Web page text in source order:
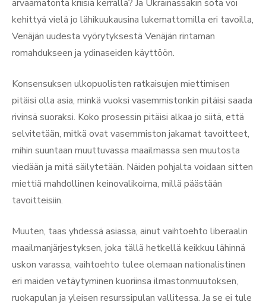
arvaamatonta kriisiä kerralla? Ja Ukrainassakin sota voi
kehittyä vielä jo lähikuukausina lukemattomilla eri tavoilla,
Venäjän uudesta vyörytyksestä Venäjän rintaman
romahdukseen ja ydinaseiden käyttöön.
Konsensuksen ulkopuolisten ratkaisujen miettimisen
pitäisi olla asia, minkä vuoksi vasemmistonkin pitäisi saada
rivinsä suoraksi. Koko prosessin pitäisi alkaa jo siitä, että
selvitetään, mitkä ovat vasemmiston jakamat tavoitteet,
mihin suuntaan muuttuvassa maailmassa sen muutosta
viedään ja mitä säilytetään. Näiden pohjalta voidaan sitten
miettiä mahdollinen keinovalikoima, millä päästään
tavoitteisiin.
Muuten, taas yhdessä asiassa, ainut vaihtoehto liberaalin
maailmanjärjestyksen, joka tällä hetkellä keikkuu lähinnä
uskon varassa, vaihtoehto tulee olemaan nationalistinen
eri maiden vetäytyminen kuoriinsa ilmastonmuutoksen,
ruokapulan ja yleisen resurssipulan vallitessa. Ja se ei tule